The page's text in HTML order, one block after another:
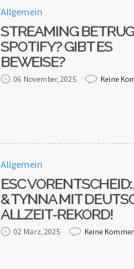
Allgemein
STREAMING
SPOTIFY? GIBT ES
BEWEISE?
06 November, 2025 Keine
Allgemein
ESC
& TYNNA MIT
ALLZEIT-REKORD!
02 März, 2025 Keine